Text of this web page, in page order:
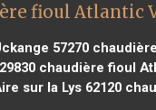
fioul Atlantic
57270
chaudière fioul
sur la Lys 62120